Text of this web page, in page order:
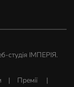
студія ІМПЕРІЯ.
| Премії|